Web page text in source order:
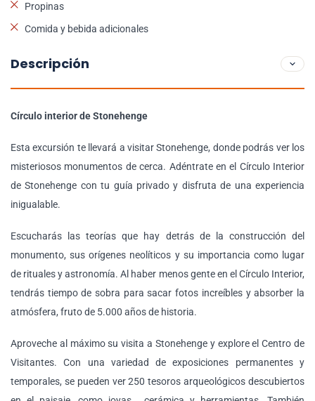
Propinas
Comida y bebida adicionales
Descripción
Círculo interior de Stonehenge
Esta excursión te llevará a visitar Stonehenge, donde podrás ver los
misteriosos monumentos de cerca. Adéntrate en el Círculo Interior
de Stonehenge con tu guía privado y disfruta de una experiencia
inigualable.
Escucharás las teorías que hay detrás de la construcción del
monumento, sus orígenes neolíticos y su importancia como lugar
de rituales y astronomía. Al haber menos gente en el Círculo Interior,
tendrás tiempo de sobra para sacar fotos increíbles y absorber la
atmósfera, fruto de 5.000 años de historia.
Aproveche al máximo su visita a Stonehenge y explore el Centro de
Visitantes. Con una variedad de exposiciones permanentes y
temporales, se pueden ver 250 tesoros arqueológicos descubiertos